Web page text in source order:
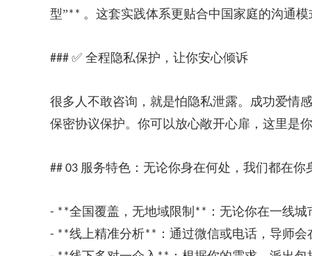
型”** 。这套实践体系更贴合中国家庭的沟通
### ✅ 全程隐私保护，让你安心倾诉
很多人不敢咨询，就是怕隐私泄露。成功爱情
保密协议保护。你可以放心敞开心扉，这里是
## 03 服务特色：无论你身在何处，我们都在你
- **全国覆盖，无地域限制 ** ：无论你在一线
- **线上精准分析** ：通过微信或电话，导师会